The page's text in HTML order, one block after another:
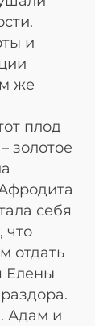
и
же
плод
золотое
себя
что
отдать
Елены
Адам и